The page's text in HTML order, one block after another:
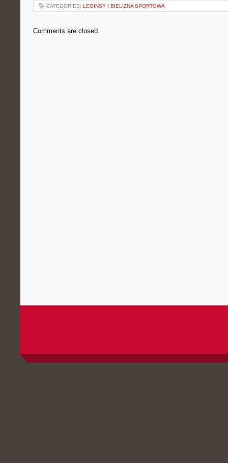
CATEGORIES: LEGINSY I BIELIZNA SPORTOWA
Comments are closed.